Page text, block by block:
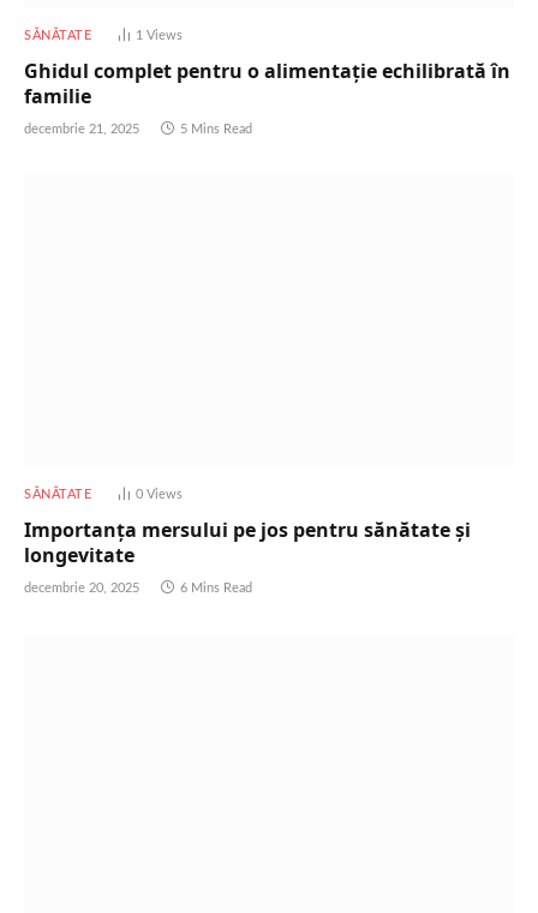
SĂNĂTATE 1Views
Ghidul complet pentru o alimentație echilibrată în
familie
decembrie 21, 2025 5 Mins Read
SĂNĂTATE 0Views
Importanța mersului pe jos pentru sănătate și
longevitate
decembrie 20, 2025 6 Mins Read